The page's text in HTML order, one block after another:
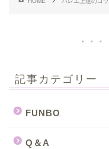
記事カテゴリー
FUNBO
Q＆A